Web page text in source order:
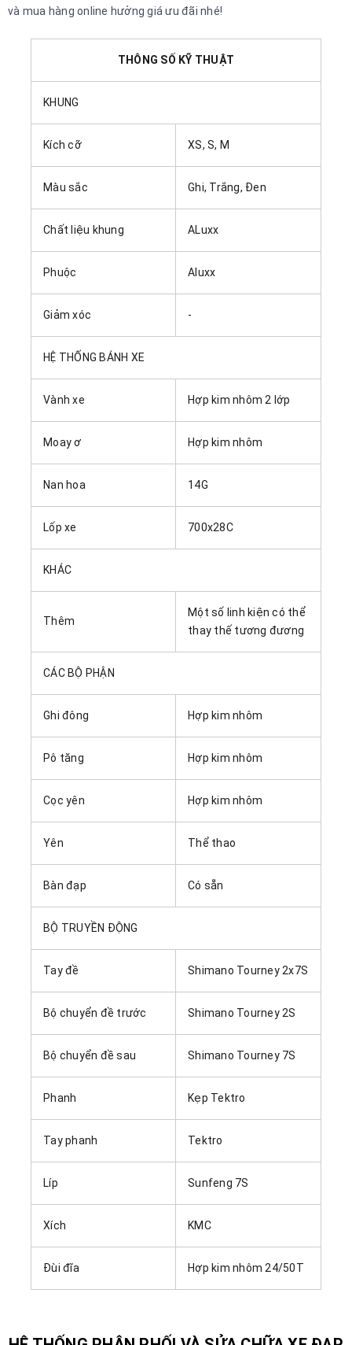
và mua hàng online hưởng giá ưu đãi nhé!
THÔNG SỐ KỸ THUẬT
KHUNG
Kích cỡ XS, S, M
Màu sắc Ghi, Trắng, Đen
Chất liệu khung ALuxx
Phuộc Aluxx
Giảm xóc -
HỆ THỐNG BÁNH XE
Vành xe Hợp kim nhôm 2 lớp
Moay ơ Hợp kim nhôm
Nan hoa 14G
Lốp xe 700x28C
KHÁC
Thêm
Một số linh kiện có thể
thay thế tương đương
CÁC BỘ PHẬN
Ghi đông Hợp kim nhôm
Pô tăng Hợp kim nhôm
Cọc yên Hợp kim nhôm
Yên Thể thao
Bàn đạp Có sẵn
BỘ TRUYỀN ĐỘNG
Tay đề Shimano Tourney 2x7S
Bộ chuyển đề trước Shimano Tourney 2S
Bộ chuyển đề sau Shimano Tourney 7S
Phanh Kẹp Tektro
Tay phanh Tektro
Líp Sunfeng 7S
Xích KMC
Đùi đĩa Hợp kim nhôm 24/50T